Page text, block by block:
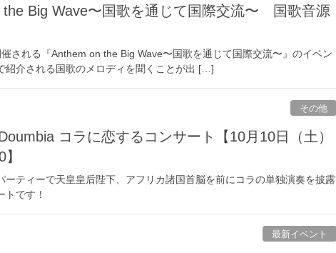
the Big Wave〜国歌を通じて国際交流〜 国歌音源
される『Anthem on the Big Wave〜国歌を通じて国際交流〜』のイベン
紹介される国歌のメロディを聞くことが出 […]
その他
コラに恋するコンサート【10月10日（土）
ティーで天皇皇后陛下、アフリカ諸国首脳を前にコラの単独演奏を披露
トです！
最新イベント